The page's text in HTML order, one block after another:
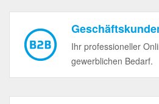
Ihr professioneller
gewerblichen Bedarf.